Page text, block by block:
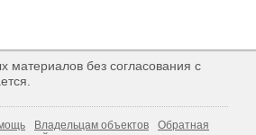
материалов без согласования с
Владельцам объектов
Обратная